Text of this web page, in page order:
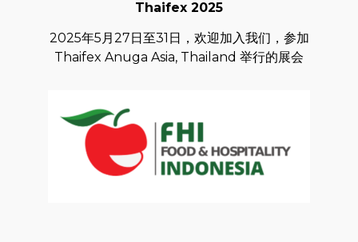
Thaifex 2025
2025年5月27日至31日，欢迎加入我们，参加
Thaifex Anuga Asia, Thailand 举行的展会